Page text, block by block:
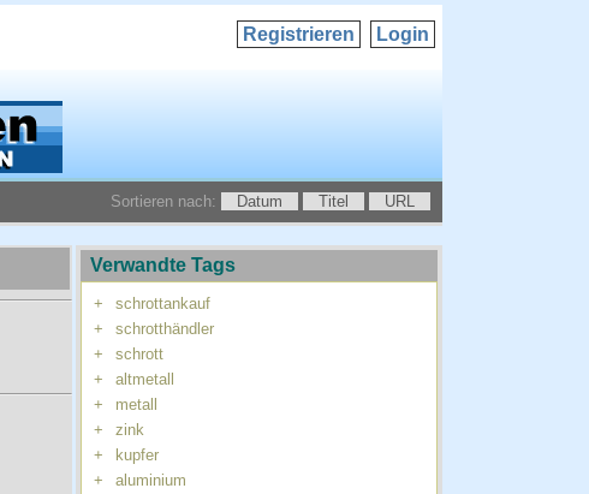
Login
Registrieren
Sortieren nach: Datum Titel URL
Verwandte Tags
+
schrottankauf
+
schrotthändler
+
schrott
+
altmetall
+
metall
+
zink
+
kupfer
+
aluminium